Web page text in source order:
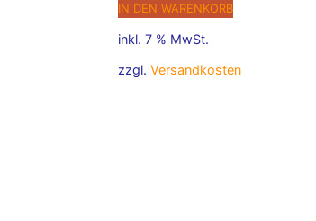
IN DEN WARENKORB
inkl. 7 % MwSt.
zzgl. Versandkosten